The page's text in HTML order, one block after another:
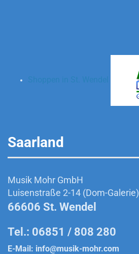
Saarland
Musik Mohr GmbH
Luisenstraße 2-14 (Dom-Galerie)
66606 St. Wendel
Tel.: 06851 / 808 280
E-Mail: info@musik-mohr.com